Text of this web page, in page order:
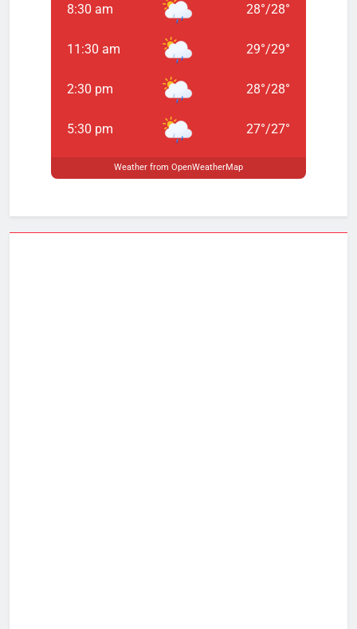
8:30 am 28°/28°
11:30 am 29°/29°
2:30 pm 28°/28°
5:30 pm 27°/27°
Weather from OpenWeatherMap